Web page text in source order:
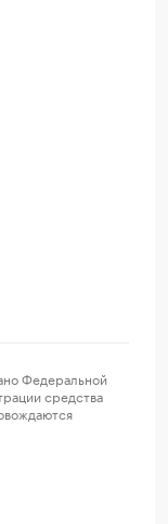
Федеральной
средства